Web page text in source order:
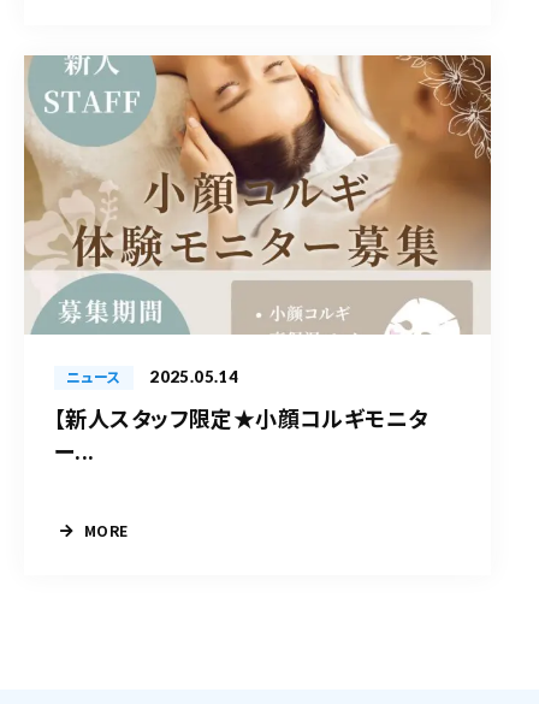
ニュース 2025.05.14
【新人スタッフ限定★小顔コルギモニタ
ー...
MORE